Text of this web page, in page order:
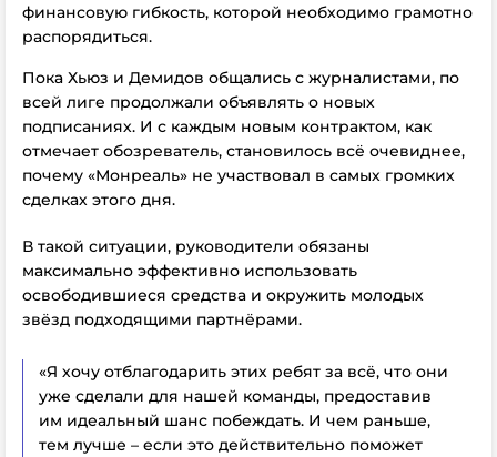
финансовую гибкость, которой необходимо грамотно
распорядиться.
Пока Хьюз и Демидов общались с журналистами, по
всей лиге продолжали объявлять о новых
подписаниях. И с каждым новым контрактом, как
отмечает обозреватель, становилось всё очевиднее,
почему «Монреаль» не участвовал в самых громких
сделках этого дня.
В такой ситуации, руководители обязаны
максимально эффективно использовать
освободившиеся средства и окружить молодых
звёзд подходящими партнёрами.
«Я хочу отблагодарить этих ребят за всё, что они
уже сделали для нашей команды, предоставив
им идеальный шанс побеждать. И чем раньше,
тем лучше – если это действительно поможет